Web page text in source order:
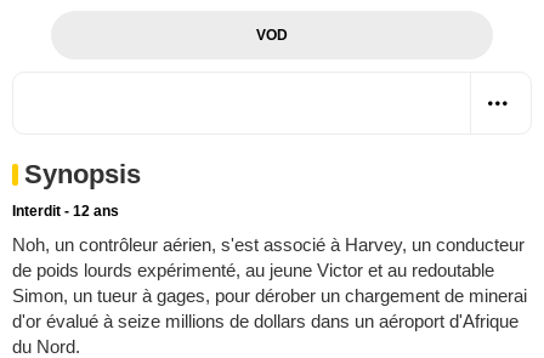
VOD
Synopsis
Interdit - 12 ans
Noh, un contrôleur aérien, s'est associé à Harvey, un conducteur
de poids lourds expérimenté, au jeune Victor et au redoutable
Simon, un tueur à gages, pour dérober un chargement de minerai
d'or évalué à seize millions de dollars dans un aéroport d'Afrique
du Nord.